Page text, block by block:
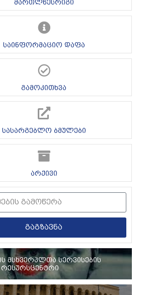
მართლწესრიგი
საინფორმაციო დაფა
გამოკითხვა
სასარგებლო ბმულები
არქივი
გაგზავნა
მსხვერპლთა სერვისების